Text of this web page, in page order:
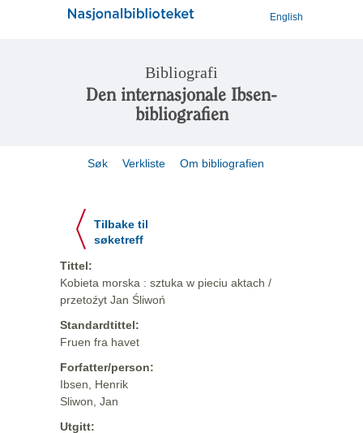
English
Bibliografi
Den internasjonale Ibsen-
bibliografien
Søk Verkliste Om bibliografien
Tilbake til
søketreff
Tittel:
Kobieta morska : sztuka w pieciu aktach /
przetoźyt Jan Śliwoń
Standardtittel:
Fruen fra havet
Forfatter/person:
Ibsen, Henrik
Sliwon, Jan
Utgitt: